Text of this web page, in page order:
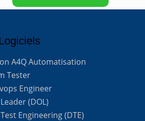
A4Q Automatisation
Tester
Engineer
(DOL)
Engineering (DTE)